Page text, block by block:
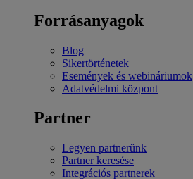
Forrásanyagok
Blog
Sikertörténetek
Események és webináriumok
Adatvédelmi központ
Partner
Legyen partnerünk
Partner keresése
Integrációs partnerek